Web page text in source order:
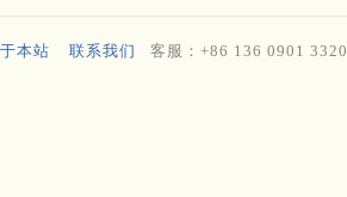
本站 联系我们 客服：+86 136 0901 3320